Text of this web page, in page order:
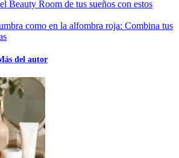
Beauty Room de tus sueños con estos
como en la alfombra roja: Combina tus
del autor